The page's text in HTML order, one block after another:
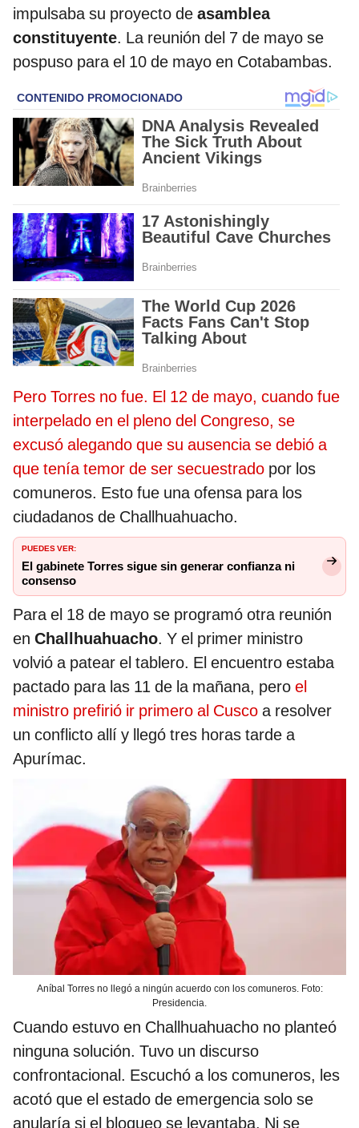
impulsaba su proyecto de asamblea
constituyente. La reunión del 7 de mayo se
pospuso para el 10 de mayo en Cotabambas.
Pero Torres no fue. El 12 de mayo, cuando fue
interpelado en el pleno del Congreso, se
excusó alegando que su ausencia se debió a
que tenía temor de ser secuestrado por los
comuneros. Esto fue una ofensa para los
ciudadanos de Challhuahuacho.
PUEDES VER:
El gabinete Torres sigue sin generar confianza ni
consenso
Para el 18 de mayo se programó otra reunión
en Challhuahuacho. Y el primer ministro
volvió a patear el tablero. El encuentro estaba
pactado para las 11 de la mañana, pero el
ministro prefirió ir primero al Cusco a resolver
un conflicto allí y llegó tres horas tarde a
Apurímac.
Aníbal Torres no llegó a ningún acuerdo con los comuneros. Foto:
Presidencia.
Cuando estuvo en Challhuahuacho no planteó
ninguna solución. Tuvo un discurso
confrontacional. Escuchó a los comuneros, les
acotó que el estado de emergencia solo se
anularía si el bloqueo se levantaba. Ni se